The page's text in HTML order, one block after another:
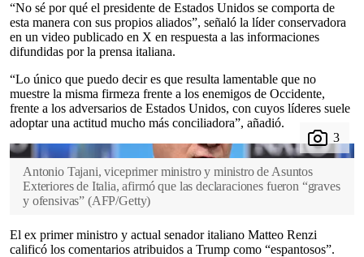
“No sé por qué el presidente de Estados Unidos se comporta de
esta manera con sus propios aliados”, señaló la líder conservadora
en un video publicado en X en respuesta a las informaciones
difundidas por la prensa italiana.
“Lo único que puedo decir es que resulta lamentable que no
muestre la misma firmeza frente a los enemigos de Occidente,
frente a los adversarios de Estados Unidos, con cuyos líderes suele
adoptar una actitud mucho más conciliadora”, añadió.
Antonio Tajani, viceprimer ministro y ministro de Asuntos
Exteriores de Italia, afirmó que las declaraciones fueron “graves
y ofensivas” (AFP/Getty)
El ex primer ministro y actual senador italiano Matteo Renzi
calificó los comentarios atribuidos a Trump como “espantosos”.